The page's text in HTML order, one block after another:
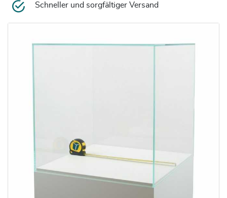
Schneller und sorgfältiger Versand